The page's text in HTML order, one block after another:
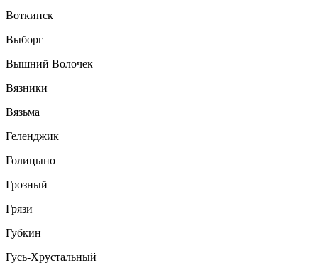
Воткинск
Выборг
Вышний Волочек
Вязники
Вязьма
Геленджик
Голицыно
Грозный
Грязи
Губкин
Гусь-Хрустальный